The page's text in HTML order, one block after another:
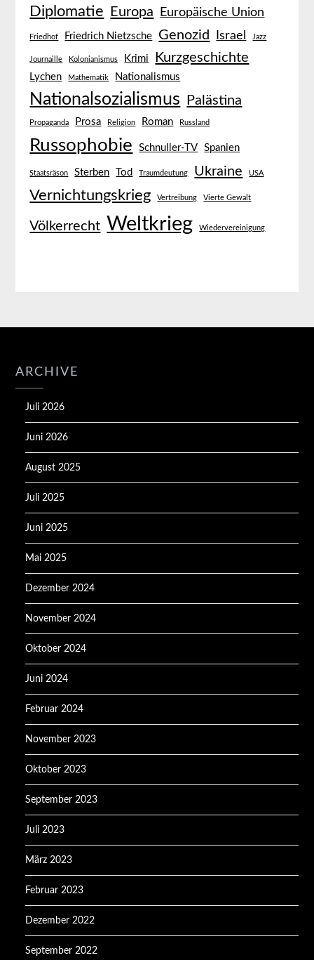
Diplomatie Europa Europäische Union
Friedhof Friedrich Nietzsche Genozid Israel Jazz
Journaille Kolonianismus Krimi Kurzgeschichte
Lychen Mathematik Nationalismus
Nationalsozialismus Palästina
Propaganda Prosa Religion Roman Russland
Russophobie Schnuller-TV Spanien
Staatsräson Sterben Tod Traumdeutung Ukraine USA
Vernichtungskrieg Vertreibung Vierte Gewalt
Völkerrecht Weltkrieg Wiedervereinigung
ARCHIVE
Juli 2026
Juni 2026
August 2025
Juli 2025
Juni 2025
Mai 2025
Dezember 2024
November 2024
Oktober 2024
Juni 2024
Februar 2024
November 2023
Oktober 2023
September 2023
Juli 2023
März 2023
Februar 2023
Dezember 2022
September 2022